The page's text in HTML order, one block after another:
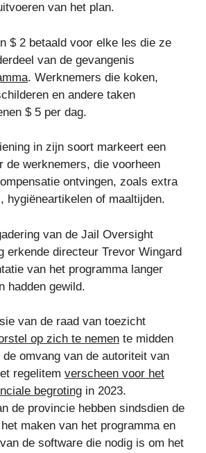
van het plan.
$ 2 betaald voor elke les die ze
van de gevangenis
. Werknemers die koken,
en andere taken
$ 5 per dag.
in zijn soort markeert een
de werknemers, die voorheen
ontvingen, zoals extra
hygiëneartikelen of maaltijden.
van de Jail Oversight
erkende directeur Trevor Wingard
van het programma langer
hadden gewild.
van de raad van toezicht
op zich te nemen te midden
omvang van de autoriteit van
regelitem verscheen voor het
begroting in 2023.
de provincie hebben sindsdien de
maken van het programma en
de software die nodig is om het